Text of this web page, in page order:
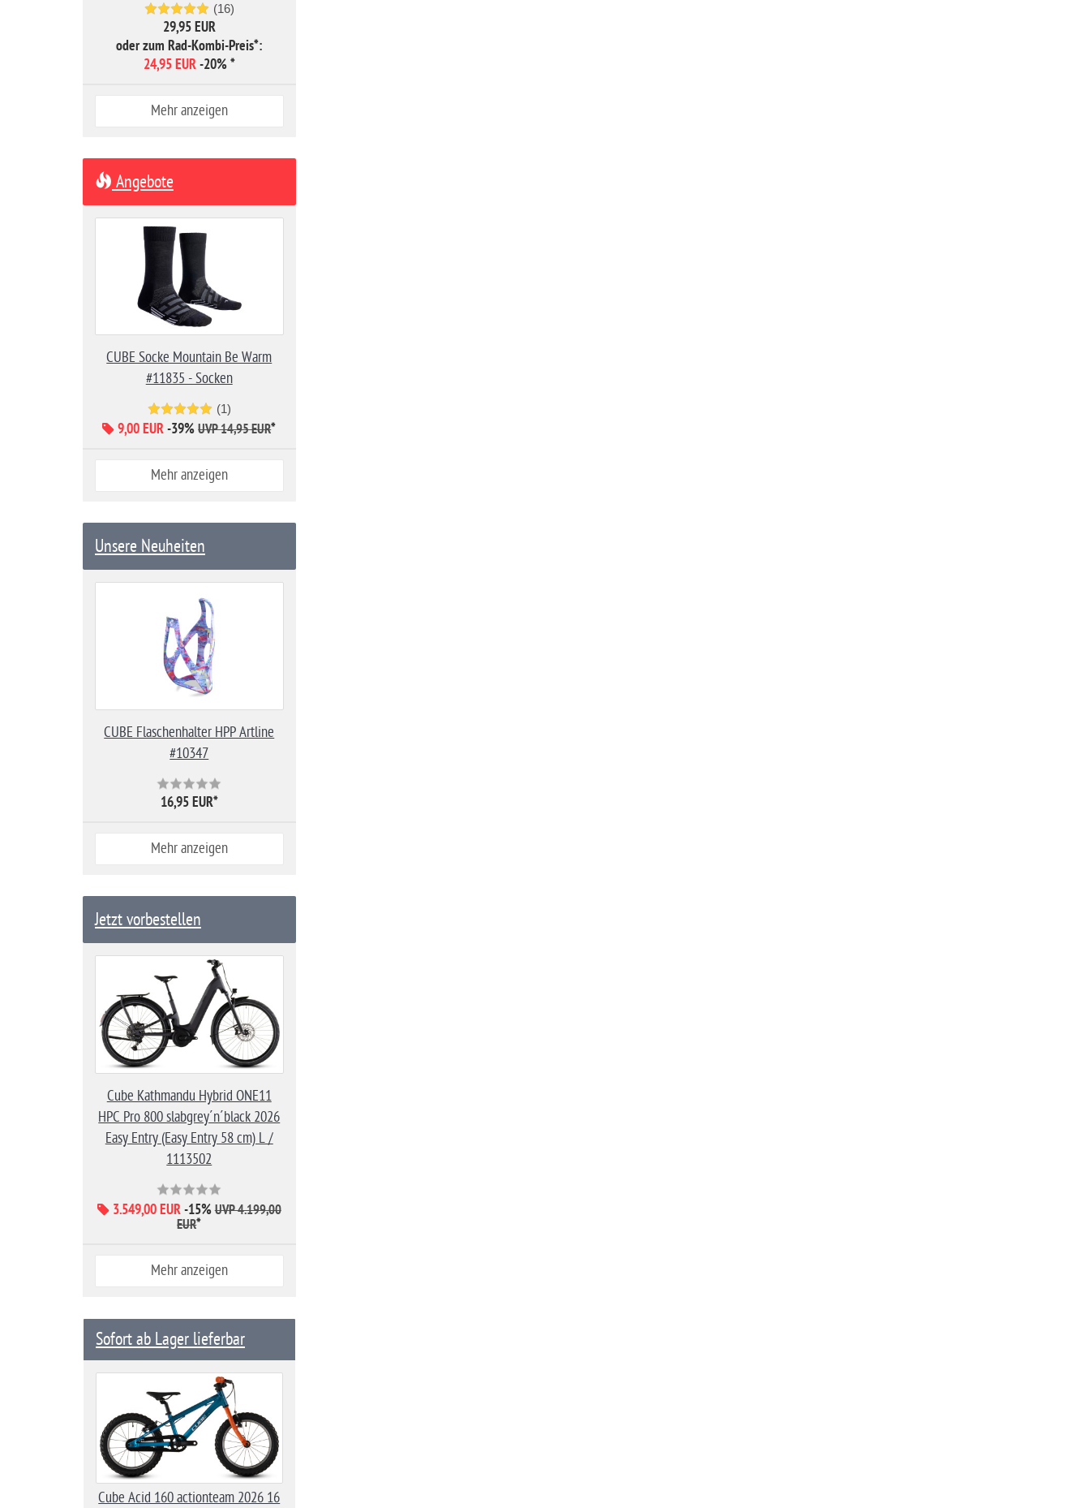
(16)
29,95 EUR
oder zum Rad-Kombi-Preis*:
24,95 EUR-20%*
Mehr anzeigen
Angebote
CUBE Socke Mountain Be Warm
#11835 - Socken
(1)
9,00 EUR-39% UVP 14,95 EUR*
Mehr anzeigen
Unsere Neuheiten
CUBE Flaschenhalter HPP Artline
#10347
16,95 EUR*
Mehr anzeigen
Jetzt vorbestellen
Cube Kathmandu Hybrid ONE11
HPC Pro 800 slabgrey´n´black 2026
Easy Entry (Easy Entry 58 cm) L /
1113502
3.549,00 EUR-15% UVP 4.199,00
EUR*
Mehr anzeigen
Sofort ab Lager lieferbar
Cube Acid 160 actionteam 2026 16